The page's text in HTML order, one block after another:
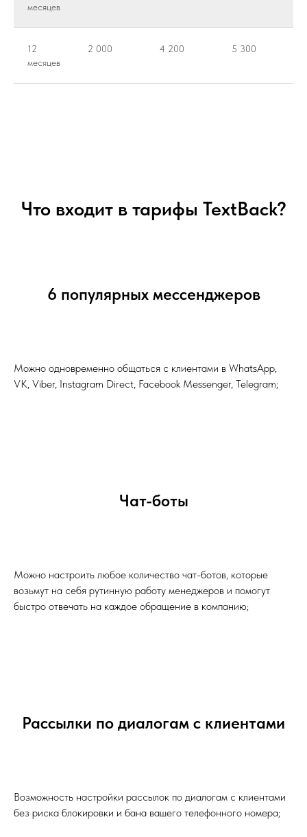
месяцев
12
месяцев
2 000 4 200 5 300
Что входит в тарифы TextBack?
6 популярных мессенджеров
Можно одновременно общаться с клиентами в WhatsApp,
VK, Viber, Instagram Direct, Facebook Messenger, Telegram;
Чат-боты
Можно настроить любое количество чат-ботов, которые
возьмут на себя рутинную работу менеджеров и помогут
быстро отвечать на каждое обращение в компанию;
Рассылки по диалогам с клиентами
Возможность настройки рассылок по диалогам с клиентами
без риска блокировки и бана вашего телефонного номера;